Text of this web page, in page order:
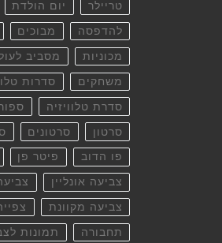
טריילר יום הולדת
להדפסה מבוכים
מכוניות מסביב
משחקים סדרות
סדרת טלוויזיה
סרטון סרטונים
פו הדוב פיטר פן
צביעה אונליין
צביעה מקוונת
תחבורה תמונות